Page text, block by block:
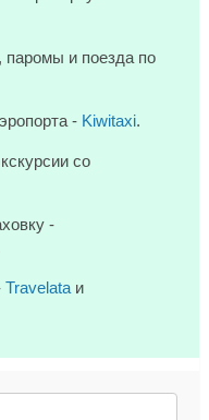
паромы и поезда по
- Kiwitaxi.
со
-
Travelataи